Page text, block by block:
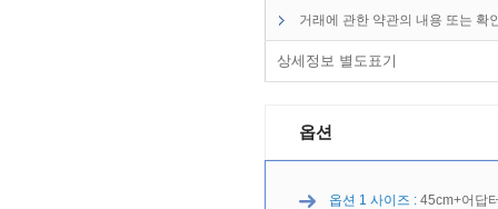
거래에 관한 약관의 내용 또는 확
상세정보 별도표기
옵션
옵션 1 사이즈 : 45cm+어답